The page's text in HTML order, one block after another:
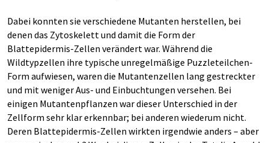
Dabei konnten sie verschiedene Mutanten herstellen, bei
denen das Zytoskelett und damit die Form der
Blattepidermis-Zellen verändert war. Während die
Wildtypzellen ihre typische unregelmäßige Puzzleteilchen-
Form aufwiesen, waren die Mutantenzellen lang gestreckter
und mit weniger Aus- und Einbuchtungen versehen. Bei
einigen Mutantenpflanzen war dieser Unterschied in der
Zellform sehr klar erkennbar; bei anderen wiederum nicht.
Deren Blattepidermis-Zellen wirkten irgendwie anders – aber